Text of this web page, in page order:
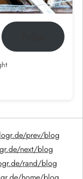
prev/blog
next/blog
rand/blog